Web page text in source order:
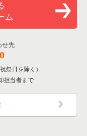
ム
せ先
祭日を除く）
担当者まで